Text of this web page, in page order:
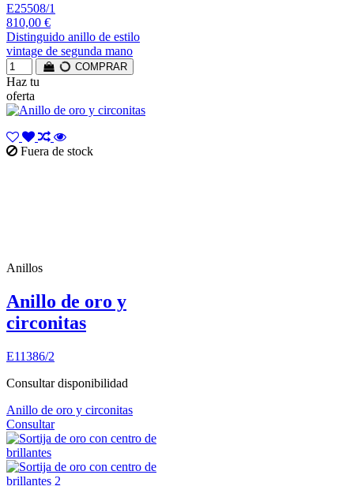
E25508/1
810,00 €
Distinguido anillo de estilo
vintage de segunda mano
COMPRAR
Haz tu
oferta
Fuera de stock
Anillos
Anillo de oro y
circonitas
E11386/2
Consultar disponibilidad
Anillo de oro y circonitas
Consultar